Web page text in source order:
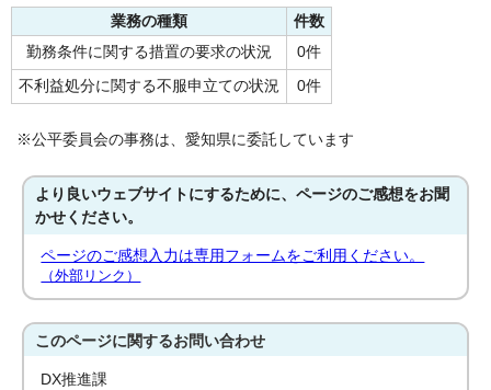
業務の種類
件数
勤務条件に関する措置の要求の状況
0件
不利益処分に関する不服申立ての状況 0件
※公平委員会の事務は、愛知県に委託しています
より良いウェブサイトにするために、ページのご感想をお聞
かせください。
ページのご感想入力は専用フォームをご利用ください。
（外部リンク）
このページに関するお問い合わせ
DX推進課